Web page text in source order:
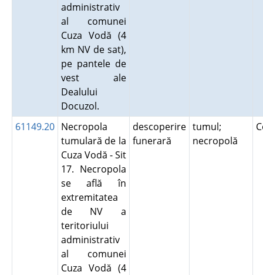
administrativ
al comunei
Cuza Vodă (4
km NV de sat),
pe pantele de
vest ale
Dealului
Docuzol.
61149.20 Necropola
tumulară de la
Cuza Vodă - Sit
17. Necropola
se află în
extremitatea
de NV a
teritoriului
administrativ
al comunei
Cuza Vodă (4
descoperire
funerară
tumul;
necropolă